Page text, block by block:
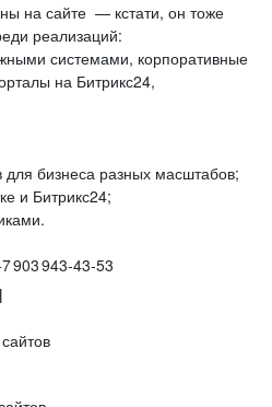
на сайте — кстати, он тоже
реализаций:
системами, корпоративные
на Битрикс24,
бизнеса разных масштабов;
и Битрикс24;
903 943‑43‑53